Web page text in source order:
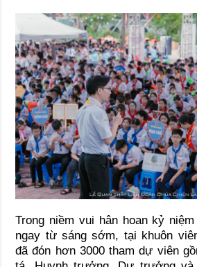
Trong niềm vui hân hoan kỷ
ngay từ sáng sớm, tại khuôn
đã đón hơn 3000 tham dự viên